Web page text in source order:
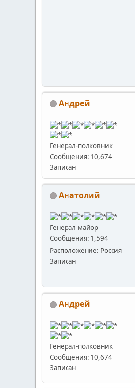
Андрей
Генерал-полковник
Сообщения: 10,674
Записан
Анатолий
Генерал-майор
Сообщения: 1,594
Расположение: Россия
Записан
Андрей
Генерал-полковник
Сообщения: 10,674
Записан